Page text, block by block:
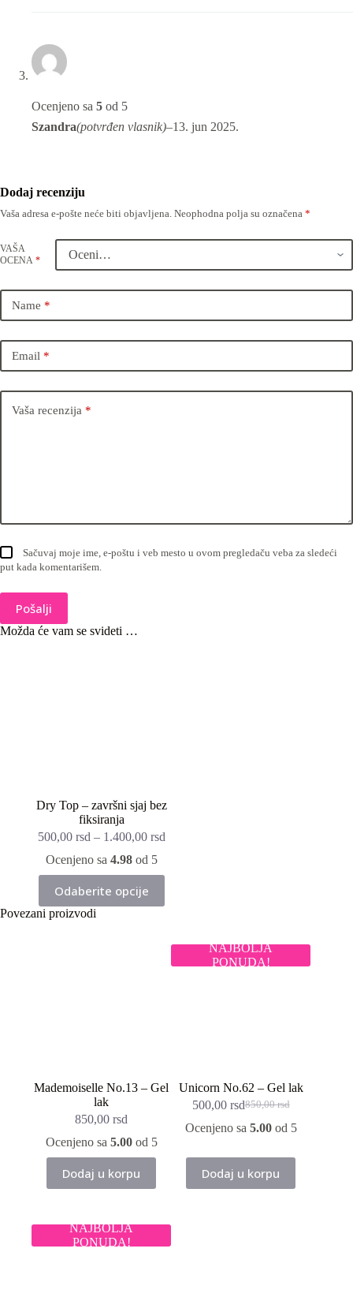
Ocenjeno sa 5 od 5
Szandra(potvrđen vlasnik)–13. jun 2025.
Dodaj recenziju
Vaša adresa e-pošte neće biti objavljena. Neophodna polja su označena *
VAŠA
OCENA *
Name *
Email *
Vaša recenzija *
Sačuvaj moje ime, e-poštu i veb mesto u ovom pregledaču veba za sledeći
put kada komentarišem.
Pošalji
Možda će vam se svideti …
Dry Top – završni sjaj bez
fiksiranja
500,00 rsd – 1.400,00 rsd
Ocenjeno sa 4.98od 5
Odaberite opcije
proizvod
ima
Povezani proizvodi
Mademoiselle No.13 – Gel
lak
850,00rsd
Ocenjeno sa 5.00od 5
Dodaj u korpu
NAJBOLJA
PONUDA!
Unicorn No.62 – Gel lak
850,00rsd
Originalna
cena
850,00 rsd.
500,00 rsdTrenutna
cena
Ocenjeno sa 5.00od 5
Dodaj u korpu
NAJBOLJA
PONUDA!